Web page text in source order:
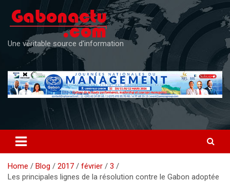
content
Une véritable source d'information
Home Blog 2017 février
3
Les principales lignes de la résolution contre le Gabon adoptée